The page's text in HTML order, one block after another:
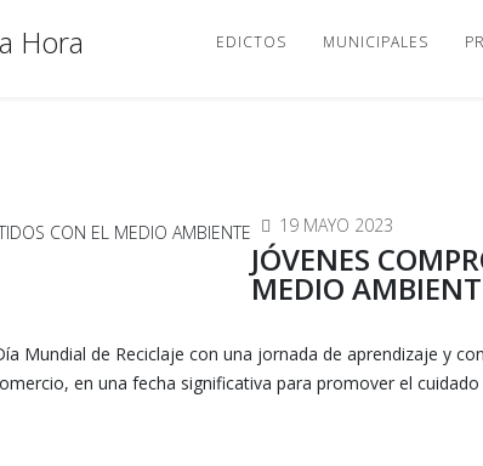
EDICTOS MUNICIPALES
19 MAYO 2023
JÓVENES
MEDIO
Mundial de Reciclaje con una jornada de aprendizaje y
en una fecha significativa para promover el